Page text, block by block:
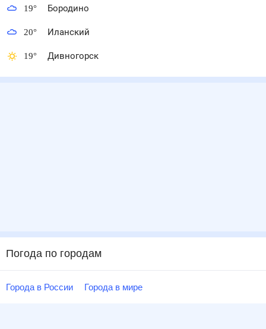
19° Бородино
20° Иланский
19° Дивногорск
Погода по городам
Города в России Города в мире